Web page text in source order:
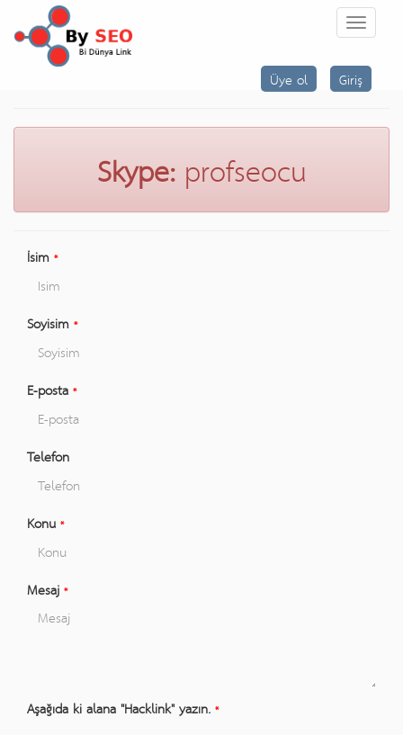
MENÜ
Üye ol Giriş
Skype:profseocu
İsim *
Soyisim *
E-posta *
Telefon
Konu *
Mesaj *
Aşağıda ki alana "Hacklink" yazın. *